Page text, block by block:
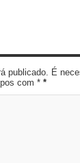
publicado. É
com * *